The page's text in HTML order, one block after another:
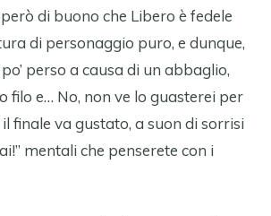
però di buono che Libero è fedele
di personaggio puro, e dunque,
perso a causa di un abbaglio,
filo e… No, non ve lo guasterei per
finale va gustato, a suon di sorrisi
mentali che penserete con i